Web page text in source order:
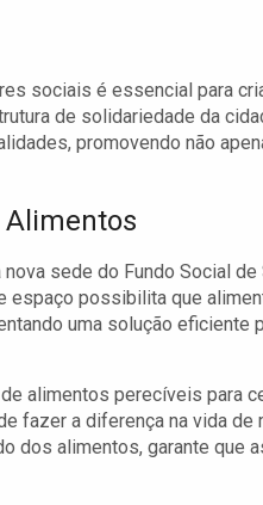
sociais é essencial para
de solidariedade da
promovendo não
Alimentos
sede do Fundo Social
espaço possibilita que
uma solução
alimentos perecíveis para
fazer a diferença na vida
dos alimentos, garante que